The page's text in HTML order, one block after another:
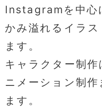
Instagramを中心
かみ溢れるイラ
ます。
キャラクター制
ニメーション制
ます。